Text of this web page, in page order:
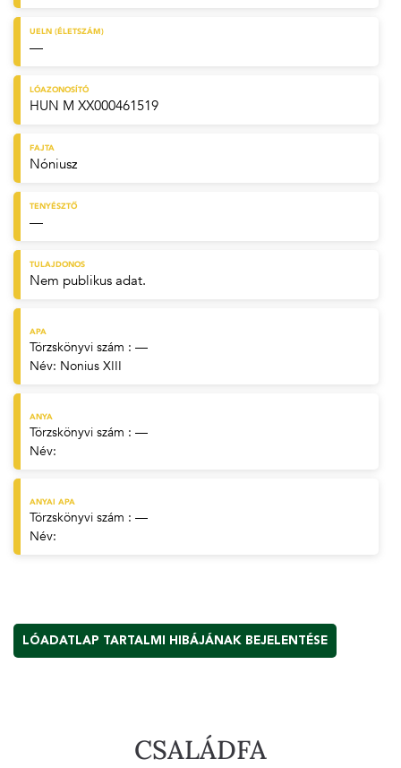
UELN (ÉLETSZÁM)
—
LÓAZONOSÍTÓ
HUN M XX000461519
FAJTA
Nóniusz
TENYÉSZTŐ
—
TULAJDONOS
Nem publikus adat.
APA
Törzskönyvi szám : —
Név: Nonius XIII
ANYA
Törzskönyvi szám : —
Név:
ANYAI APA
Törzskönyvi szám : —
Név:
LÓADATLAP TARTALMI HIBÁJÁNAK BEJELENTÉSE
CSALÁDFA